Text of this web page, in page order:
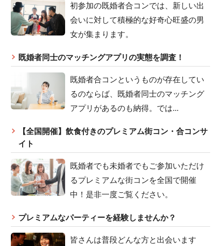
初参加の既婚者合コンでは、新しい出
会いに対して積極的な好奇心旺盛の男
女が集まります。
既婚者同士のマッチングアプリの実態を調査！
既婚者合コンというものが存在してい
るのならば、既婚者同士のマッチング
アプリがあるのも納得。では...
【全国開催】飲食付きのプレミアム街コン・合コンサ
イト
既婚者でも未婚者でもご参加いただけ
るプレミアムな街コンを全国で開催
中！是非一度ご覧ください。
プレミアムなパーティーを経験しませんか？
皆さんは普段どんな方と出会います